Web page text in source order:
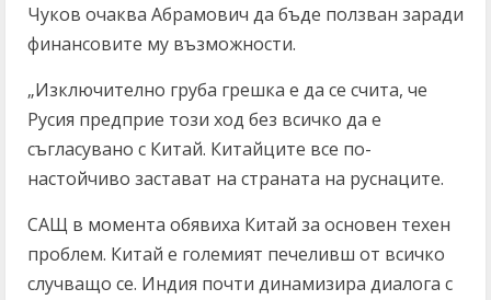
Чуков очаква Абрамович да бъде ползван заради
финансовите му възможности.
„Изключително груба грешка е да се счита, че
Русия предприе този ход без всичко да е
съгласувано с Китай. Китайците все по-
настойчиво застават на страната на руснаците.
САЩ в момента обявиха Китай за основен техен
проблем. Китай е големият печеливш от всичко
случващо се. Индия почти динамизира диалога с